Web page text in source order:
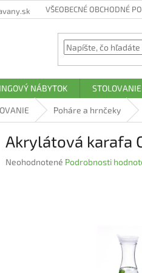
VŠEOBECNÉ OBCHODNÉ
NÁBYTOK
Poháre a hrnčeky
Akrylátová karafa
Priemerné
Neohodnotené Podrobnosti